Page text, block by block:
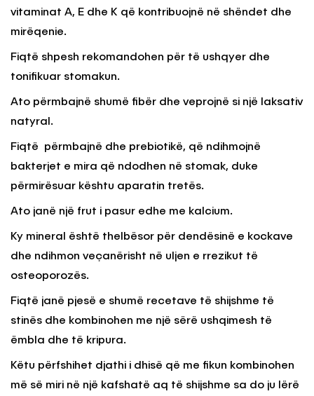
vitaminat A, E dhe K që kontribuojnë në shëndet dhe
mirëqenie.
Fiqtë shpesh rekomandohen për të ushqyer dhe
tonifikuar stomakun.
Ato përmbajnë shumë fibër dhe veprojnë si një laksativ
natyral.
Fiqtë përmbajnë dhe prebiotikë, që ndihmojnë
bakterjet e mira që ndodhen në stomak, duke
përmirësuar kështu aparatin tretës.
Ato janë një frut i pasur edhe me kalcium.
Ky mineral është thelbësor për dendësinë e kockave
dhe ndihmon veçanërisht në uljen e rrezikut të
osteoporozës.
Fiqtë janë pjesë e shumë recetave të shijshme të
stinës dhe kombinohen me një sërë ushqimesh të
ëmbla dhe të kripura.
Këtu përfshihet djathi i dhisë që me fikun kombinohen
më së miri në një kafshatë aq të shijshme sa do ju lërë